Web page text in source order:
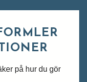
på hur du gör